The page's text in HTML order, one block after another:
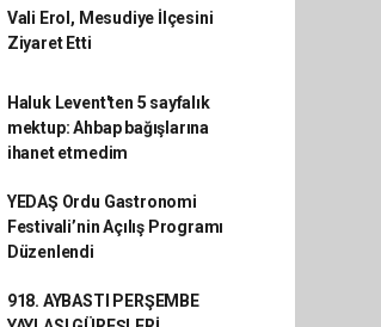
Vali Erol, Mesudiye İlçesini
Ziyaret Etti
Haluk Levent'ten 5 sayfalık
mektup: Ahbap bağışlarına
ihanet etmedim
YEDAŞ Ordu Gastronomi
Festivali’nin Açılış Programı
Düzenlendi
918. AYBASTI PERŞEMBE